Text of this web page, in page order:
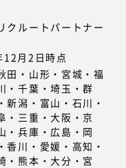
しい働き方を実践
、サステナビリテ
者の目線で活動す
者、記者、執筆者
す。われわれ自身
情報、発信する情
役立つ情報を発信
クルートパートナー
月2日時点
田・山形・宮城・福
・千葉・埼玉・群
新潟・富山・石川・
・三重・大阪・京
・兵庫・広島・岡
香川・愛媛・高知・
・熊本・大分・宮